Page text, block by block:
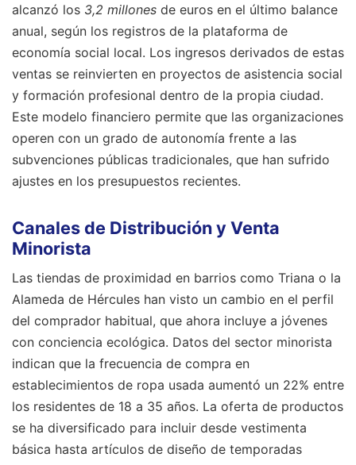
alcanzó los 3,2 millones de euros en el último balance
anual, según los registros de la plataforma de
economía social local. Los ingresos derivados de estas
ventas se reinvierten en proyectos de asistencia social
y formación profesional dentro de la propia ciudad.
Este modelo financiero permite que las organizaciones
operen con un grado de autonomía frente a las
subvenciones públicas tradicionales, que han sufrido
ajustes en los presupuestos recientes.
Canales de Distribución y Venta
Minorista
Las tiendas de proximidad en barrios como Triana o la
Alameda de Hércules han visto un cambio en el perfil
del comprador habitual, que ahora incluye a jóvenes
con conciencia ecológica. Datos del sector minorista
indican que la frecuencia de compra en
establecimientos de ropa usada aumentó un 22% entre
los residentes de 18 a 35 años. La oferta de productos
se ha diversificado para incluir desde vestimenta
básica hasta artículos de diseño de temporadas